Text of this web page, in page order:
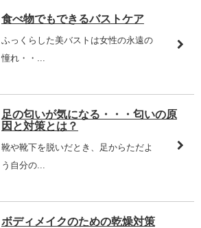
食べ物でもできるバストケア
ふっくらした美バストは女性の永遠の
憧れ・・...
足の匂いが気になる・・・匂いの原
因と対策とは？
靴や靴下を脱いだとき、足からただよ
う自分の...
ボディメイクのための乾燥対策